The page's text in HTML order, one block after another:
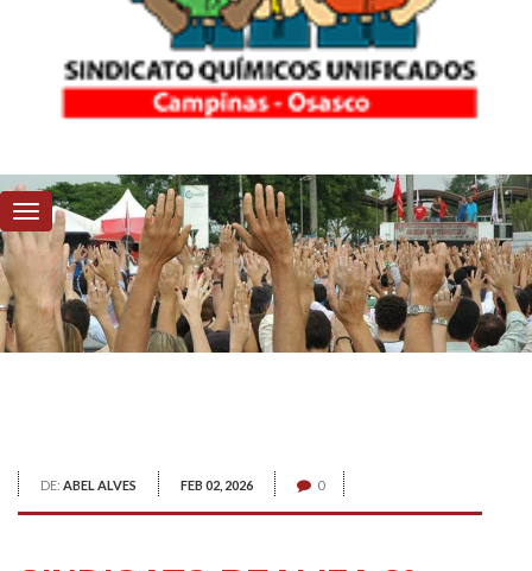
DE: ABEL ALVES FEB 02, 2026 0